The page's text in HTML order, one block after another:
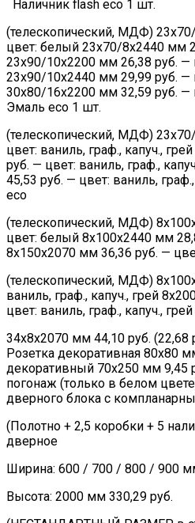
Наличник flash eco 1 шт.
(телескопический, МДФ)
цвет: белый 23х70/8х2440 мм
23х90/10х2200 мм 26,38 руб. —
23х90/10х2440 мм 29,99 руб. —
30х80/16х2200 мм 32,59 руб.
Эмаль eco 1 шт.
(телескопический, МДФ)
цвет: ваниль, граф., капуч.,
руб. — цвет: ваниль, граф.,
45,53 руб. — цвет: ваниль,
eco
(телескопический, МДФ)
цвет: белый 8х100х2440 мм
8х150х2070 мм 36,36 руб. —
(телескопический, МДФ)
ваниль, граф., капуч., грей
цвет: ваниль, граф., капуч.,
34х8х2070 мм 44,10 руб.
Розетка декоративная 80х80
декоративный 70х250 мм 9,45
погонаж (только в белом
дверного блока с
(Полотно + 2,5 коробки + 5
дверное
Ширина: 600 / 700 / 800 / 900
Высота: 2000 мм 330,29 руб.